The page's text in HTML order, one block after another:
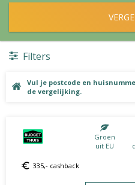
Filters
Vul je postcode en
de vergelijking.
Groen
uit EU
335,- cashback